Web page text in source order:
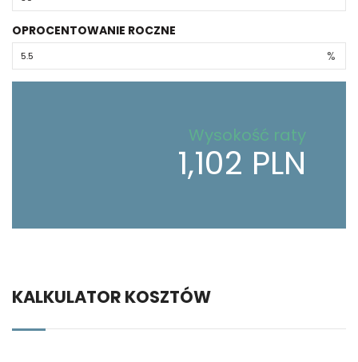
OPROCENTOWANIE ROCZNE
%
Wysokość raty
1,102 PLN
KALKULATOR KOSZTÓW